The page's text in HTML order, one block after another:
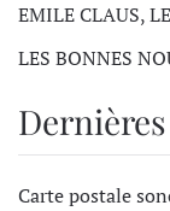
EMILE CLAUS,
LES BONNES
Carte postale